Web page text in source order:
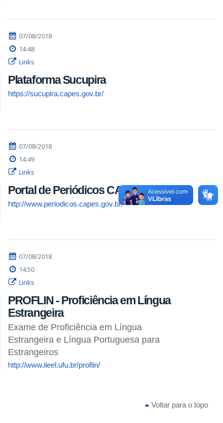
07/08/2018
14:48
Links
Plataforma Sucupira
https://sucupira.capes.gov.br/
07/08/2018
14:49
Links
Portal de Periódicos CAPES
http://www.periodicos.capes.gov.br/
07/08/2018
14:50
Links
PROFLIN - Proficiência em Língua
Estrangeira
Exame de Proficiência em Língua
Estrangeira e Língua Portuguesa para
Estrangeiros
http://www.ileel.ufu.br/proflin/
Voltar para o topo